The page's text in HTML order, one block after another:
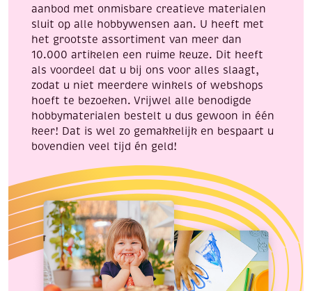
aanbod met onmisbare creatieve materialen
sluit op alle hobbywensen aan. U heeft met
het grootste assortiment van meer dan
10.000 artikelen een ruime keuze. Dit heeft
als voordeel dat u bij ons voor alles slaagt,
zodat u niet meerdere winkels of webshops
hoeft te bezoeken. Vrijwel alle benodigde
hobbymaterialen bestelt u dus gewoon in één
keer! Dat is wel zo gemakkelijk en bespaart u
bovendien veel tijd én geld!